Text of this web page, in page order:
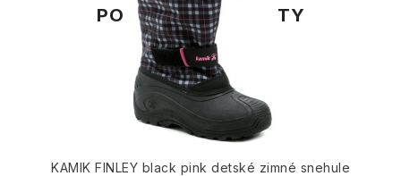
PODOBNÉ PRODUKTY
KAMIK FINLEY black pink detské zimné snehule